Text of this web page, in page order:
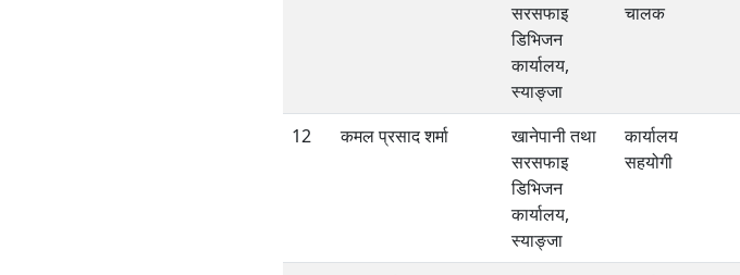
सरसफाइ
डिभिजन
कार्यालय,
स्याङ्जा
चालक
12 कमल प्रसाद शर्मा
खानेपानी तथा
सरसफाइ
डिभिजन
कार्यालय,
स्याङ्जा
कार्यालय
सहयोगी